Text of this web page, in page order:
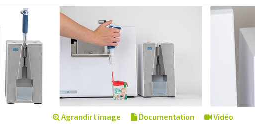
Agrandir l'image Documentation Vidéo